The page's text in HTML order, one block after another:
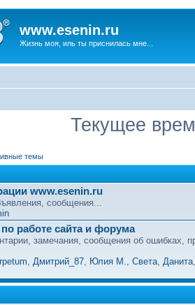
www.esenin.ru
Жизнь моя, иль ты приснилась мне...
Текущее
темы
www.esenin.ru
сообщения...
работе сайта и форума
замечания, сообщения об ошибках,
, Дмитрий_87, Юлия М., Света, Данита